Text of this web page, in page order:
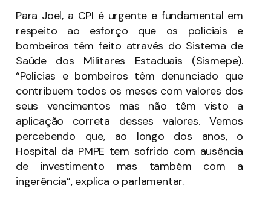
Para Joel, a CPI é urgente e fundamental em
respeito ao esforço que os policiais e
bombeiros têm feito através do Sistema de
Saúde dos Militares Estaduais (Sismepe).
“Polícias e bombeiros têm denunciado que
contribuem todos os meses com valores dos
seus vencimentos mas não têm visto a
aplicação correta desses valores. Vemos
percebendo que, ao longo dos anos, o
Hospital da PMPE tem sofrido com ausência
de investimento mas também com a
ingerência”, explica o parlamentar.